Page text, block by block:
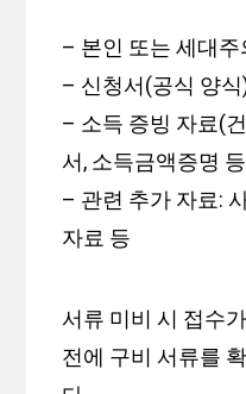
– 본인 또는 세대주
– 신청서(공식 양식
– 소득 증빙 자료(
서, 소득금액증명
– 관련 추가 자료:
자료 등
서류 미비 시 접수
전에 구비 서류를